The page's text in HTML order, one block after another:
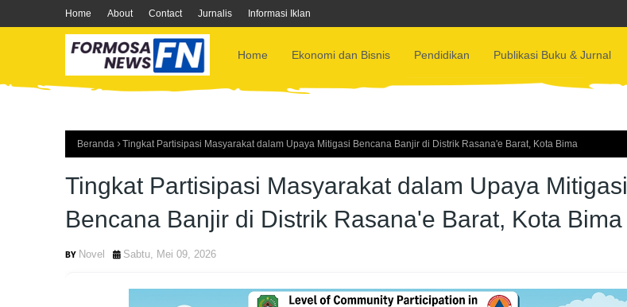
Home About Contact Jurnalis Informasi Iklan
Home Ekonomi dan Bisnis Pendidikan Publikasi Buku & Jurnal
Beranda Tingkat Partisipasi Masyarakat dalam Upaya Mitigasi Bencana Banjir di Distrik Rasana'e Barat, Kota Bima
Tingkat Partisipasi Masyarakat dalam Upaya Mitigasi
Bencana Banjir di Distrik Rasana'e Barat, Kota Bima
Novel Sabtu, Mei 09, 2026